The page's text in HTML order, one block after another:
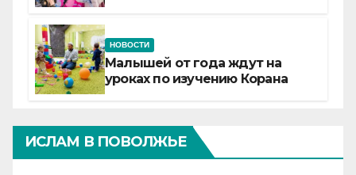
НОВОСТИ
Малышей от года ждут на
уроках по изучению Корана
ИСЛАМ В ПОВОЛЖЬЕ